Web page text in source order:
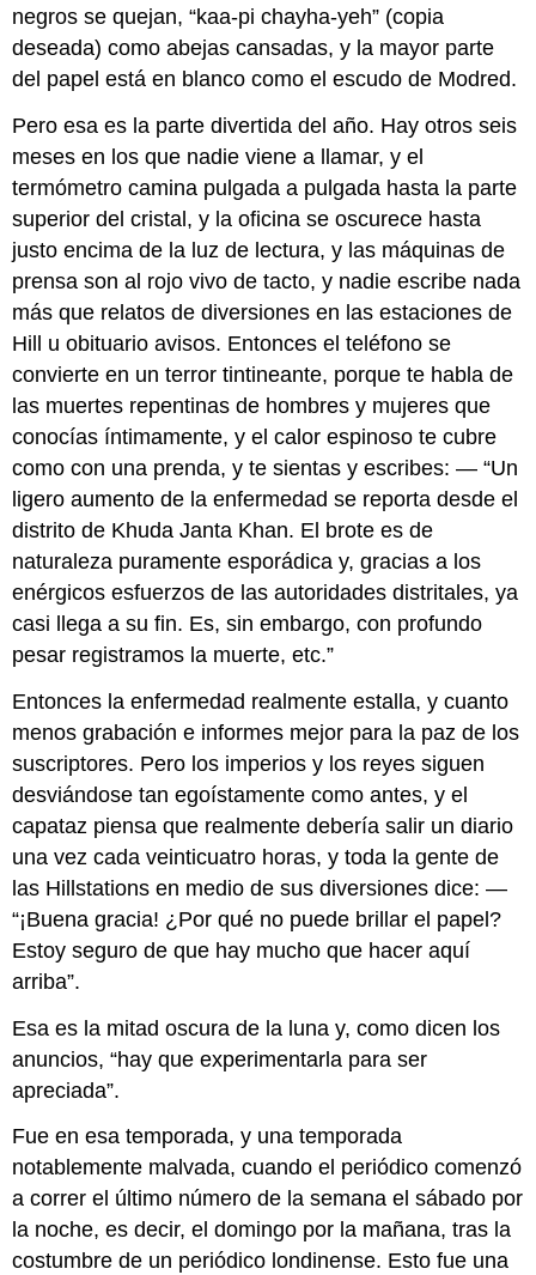
negros se quejan, “kaa-pi chayha-yeh” (copia
deseada) como abejas cansadas, y la mayor parte
del papel está en blanco como el escudo de Modred.
Pero esa es la parte divertida del año. Hay otros seis
meses en los que nadie viene a llamar, y el
termómetro camina pulgada a pulgada hasta la parte
superior del cristal, y la oficina se oscurece hasta
justo encima de la luz de lectura, y las máquinas de
prensa son al rojo vivo de tacto, y nadie escribe nada
más que relatos de diversiones en las estaciones de
Hill u obituario avisos. Entonces el teléfono se
convierte en un terror tintineante, porque te habla de
las muertes repentinas de hombres y mujeres que
conocías íntimamente, y el calor espinoso te cubre
como con una prenda, y te sientas y escribes: — “Un
ligero aumento de la enfermedad se reporta desde el
distrito de Khuda Janta Khan. El brote es de
naturaleza puramente esporádica y, gracias a los
enérgicos esfuerzos de las autoridades distritales, ya
casi llega a su fin. Es, sin embargo, con profundo
pesar registramos la muerte, etc.”
Entonces la enfermedad realmente estalla, y cuanto
menos grabación e informes mejor para la paz de los
suscriptores. Pero los imperios y los reyes siguen
desviándose tan egoístamente como antes, y el
capataz piensa que realmente debería salir un diario
una vez cada veinticuatro horas, y toda la gente de
las Hillstations en medio de sus diversiones dice: —
“¡Buena gracia! ¿Por qué no puede brillar el papel?
Estoy seguro de que hay mucho que hacer aquí
arriba”.
Esa es la mitad oscura de la luna y, como dicen los
anuncios, “hay que experimentarla para ser
apreciada”.
Fue en esa temporada, y una temporada
notablemente malvada, cuando el periódico comenzó
a correr el último número de la semana el sábado por
la noche, es decir, el domingo por la mañana, tras la
costumbre de un periódico londinense. Esto fue una